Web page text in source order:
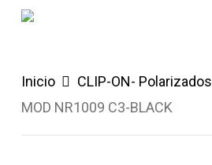
Skip
content
Inicio CLIP-ON- Polarizados
MOD NR1009 C3-BLACK